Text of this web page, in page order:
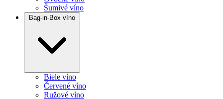
Šumivé víno
Bag-in-Box víno
Biele víno
Červené víno
Ružové víno